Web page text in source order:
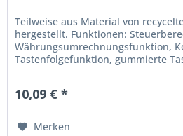
Teilweise aus Material von
hergestellt. Funktionen:
Währungsumrechnungsfunktion,
Tastenfolgefunktion, gummierte
10,09 € *
Merken